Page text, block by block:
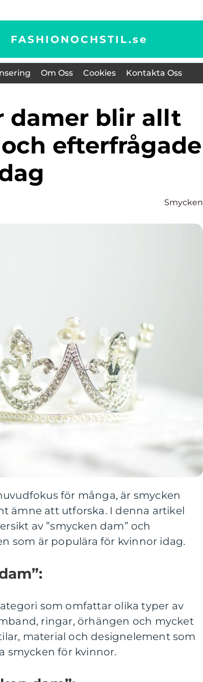
FASHIONOCHSTIL.se
Om Oss Cookies Kontakta Oss
efterfrågade
Smycken
för många, är smycken
ämne att utforska. I denna artikel
av ”smycken dam” och
som är populära för kvinnor idag.
som omfattar olika typer av
ringar, örhängen och mycket
material och designelement som
smycken för kvinnor.